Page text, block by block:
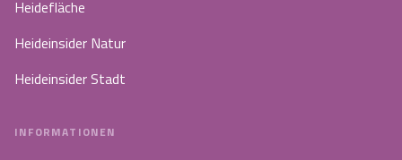
Heidefläche
Heideinsider Natur
Heideinsider Stadt
INFORMATIONEN